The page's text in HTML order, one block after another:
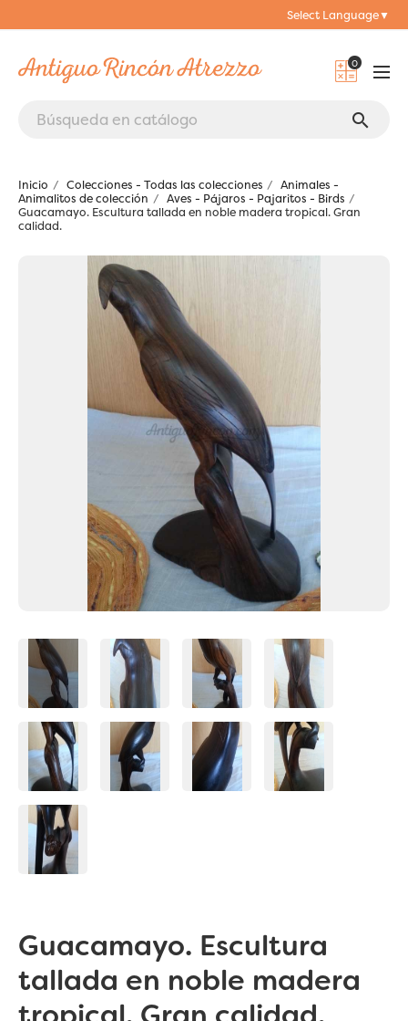
Select Language▼
0
search
Inicio Colecciones - Todas las colecciones
Animales -
Animalitos de colección
Aves - Pájaros - Pajaritos - Birds
Guacamayo. Escultura tallada en noble madera tropical. Gran
calidad.
Guacamayo. Escultura
tallada en noble madera